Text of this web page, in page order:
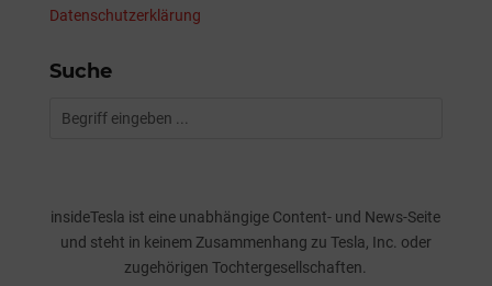
Datenschutzerklärung
Suche
insideTesla ist eine unabhängige Content- und News-Seite
und steht in keinem Zusammenhang zu Tesla, Inc. oder
zugehörigen Tochtergesellschaften.